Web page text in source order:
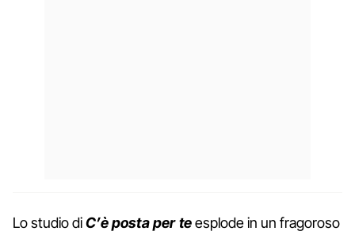
Lo studio diC’è posta per teesplode in un fragoroso